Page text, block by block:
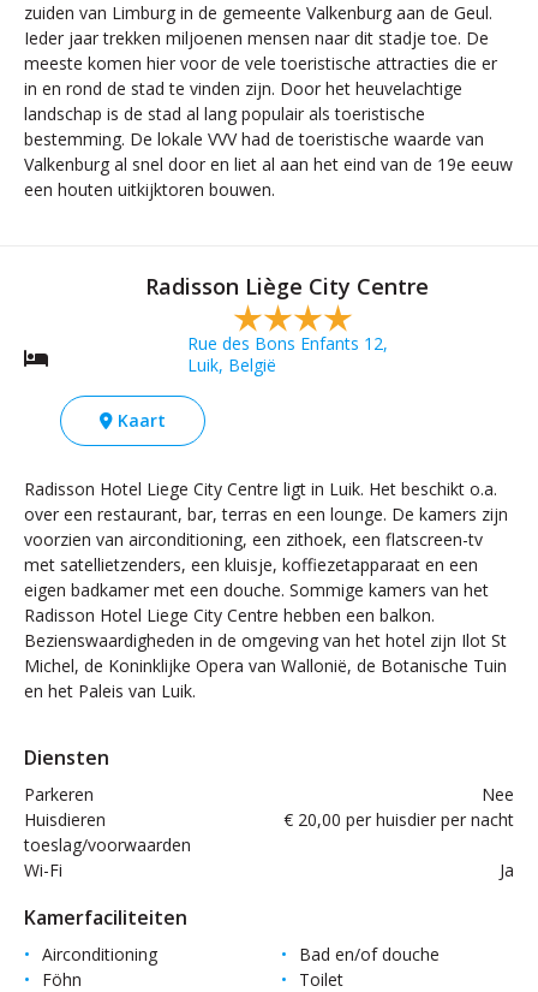
zuiden van Limburg in de gemeente Valkenburg aan de Geul.
Ieder jaar trekken miljoenen mensen naar dit stadje toe. De
meeste komen hier voor de vele toeristische attracties die er
in en rond de stad te vinden zijn. Door het heuvelachtige
landschap is de stad al lang populair als toeristische
bestemming. De lokale VVV had de toeristische waarde van
Valkenburg al snel door en liet al aan het eind van de 19e eeuw
een houten uitkijktoren bouwen.
Radisson Liège City Centre
Rue des Bons Enfants 12,
Luik, België
Kaart
Radisson Hotel Liege City Centre ligt in Luik. Het beschikt o.a.
over een restaurant, bar, terras en een lounge. De kamers zijn
voorzien van airconditioning, een zithoek, een flatscreen-tv
met satellietzenders, een kluisje, koffiezetapparaat en een
eigen badkamer met een douche. Sommige kamers van het
Radisson Hotel Liege City Centre hebben een balkon.
Bezienswaardigheden in de omgeving van het hotel zijn Ilot St
Michel, de Koninklijke Opera van Wallonië, de Botanische Tuin
en het Paleis van Luik.
Diensten
Parkeren
Nee
Huisdieren
toeslag/voorwaarden
€ 20,00 per huisdier per nacht
Wi-Fi Ja
Kamerfaciliteiten
Airconditioning
Bad en/of douche
Föhn
Toilet